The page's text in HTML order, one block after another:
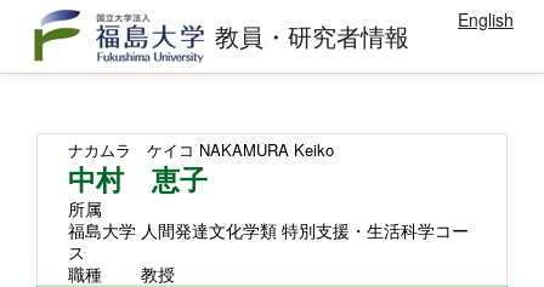
教員・研究者情報 English
ナカムラ ケイコ NAKAMURA Keiko
中村 恵子
所属
福島大学 人間発達文化学類 特別支援・生活科学コー
ス
職種
教授